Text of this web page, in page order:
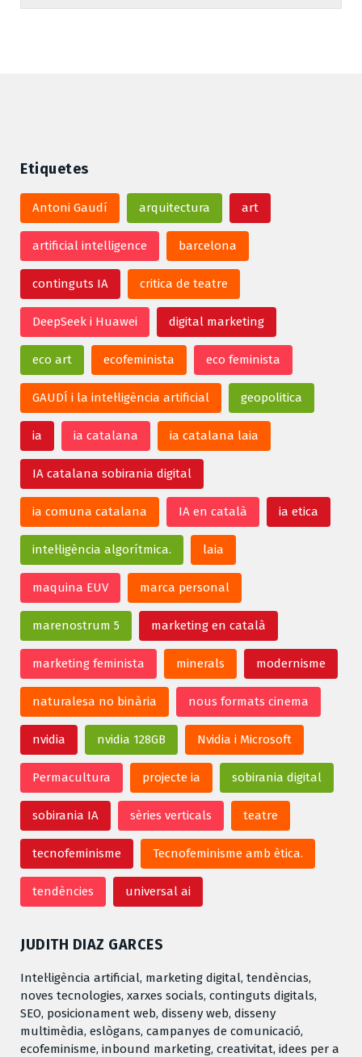
Etiquetes
Antoni Gaudí arquitectura art
artificial intelligence barcelona
continguts IA critica de teatre
DeepSeek i Huawei digital marketing
eco art ecofeminista eco feminista
GAUDÍ i la intel·ligència artificial geopolitica
ia ia catalana ia catalana laia
IA catalana sobirania digital
ia comuna catalana IA en català ia etica
intel·ligència algorítmica. laia
maquina EUV marca personal
marenostrum 5 marketing en català
marketing feminista minerals modernisme
naturalesa no binària nous formats cinema
nvidia nvidia 128GB Nvidia i Microsoft
Permacultura projecte ia sobirania digital
sobirania IA sèries verticals teatre
tecnofeminisme Tecnofeminisme amb ètica.
tendències universal ai
JUDITH DIAZ GARCES
Intel·ligència artificial, marketing digital, tendèncias,
noves tecnologies, xarxes socials, continguts digitals,
SEO, posicionament web, disseny web, disseny
multimèdia, eslògans, campanyes de comunicació,
ecofeminisme, inbound marketing, creativitat, idees per a